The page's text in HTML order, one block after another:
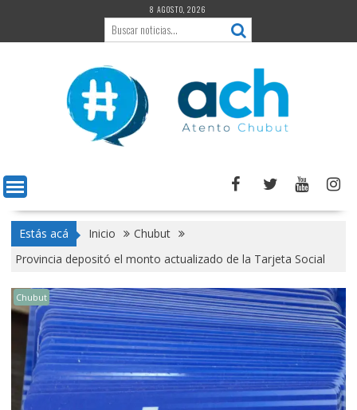
contenido
8 AGOSTO, 2026
Estás acá Inicio
Chubut
Provincia depositó el monto actualizado de la Tarjeta Social
Chubut